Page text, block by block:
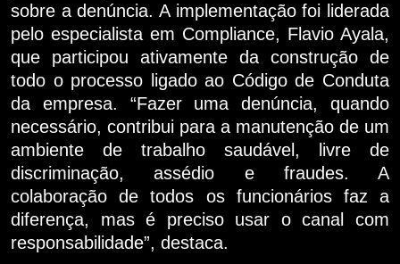
sobre a denúncia. A implementação foi liderada
pelo especialista em Compliance, Flavio Ayala,
que participou ativamente da construção de
todo o processo ligado ao Código de Conduta
da empresa. “Fazer uma denúncia, quando
necessário, contribui para a manutenção de um
ambiente de trabalho saudável, livre de
discriminação, assédio e fraudes. A
colaboração de todos os funcionários faz a
diferença, mas é preciso usar o canal com
responsabilidade”, destaca.